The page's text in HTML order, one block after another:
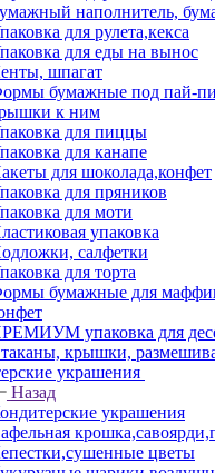
наполнитель,
для рулета,кекса
для еды на вынос
шпагат
бумажные под пай-
к ним
для пиццы
для канапе
для шоколада,конфет
для пряников
для моти
упаковка
салфетки
для торта
бумажные для
упаковка для
крышки,
украшения
Назад
украшения
цветы